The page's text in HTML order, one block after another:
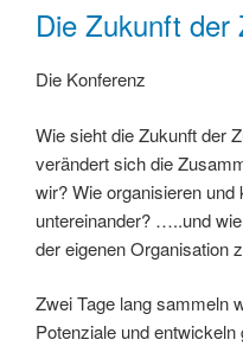
Die Zukunft der
Die Konferenz
Wie sieht die Zukunft der
verändert sich die
wir? Wie organisieren
untereinander? …..und
der eigenen Organisation
Zwei Tage lang sammeln
Potenziale und